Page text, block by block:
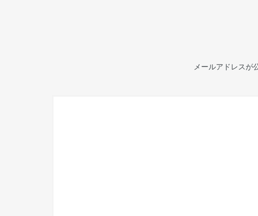
メールアドレスが